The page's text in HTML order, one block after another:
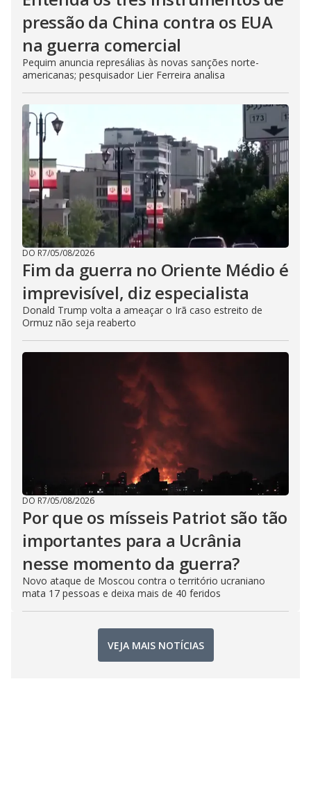
pressão da China contra os EUA
na guerra comercial
Pequim anuncia represálias às novas sanções norte-
americanas; pesquisador Lier Ferreira analisa
DO R7/05/08/2026
Fim da guerra no Oriente Médio é
imprevisível, diz especialista
Donald Trump volta a ameaçar o Irã caso estreito de
Ormuz não seja reaberto
DO R7/05/08/2026
Por que os mísseis Patriot são tão
importantes para a Ucrânia
nesse momento da guerra?
Novo ataque de Moscou contra o território ucraniano
mata 17 pessoas e deixa mais de 40 feridos
VEJA MAIS NOTÍCIAS